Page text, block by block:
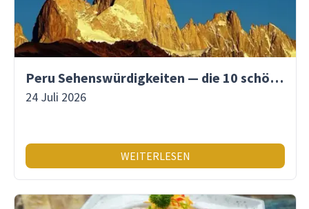
Peru Sehenswürdigkeiten — die 10 schönsten Orte
24 Juli 2026
WEITERLESEN